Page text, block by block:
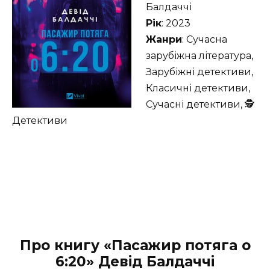
Балдаччі
Рік: 2023
Жанри: Сучасна
зарубіжна література,
Зарубіжні детективи,
Класичні детективи,
Сучасні детективи, 🕵
Детективи
Про книгу «Пасажир потяга о
6:20» Девід Балдаччі